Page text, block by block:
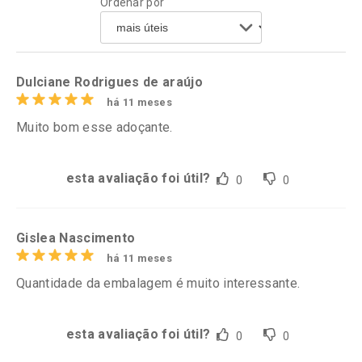
Comprar sem Desconto
Por R$ 17,59/cada
Comprar sem Desconto
Comprar sem Desconto
Por R$ 28,79/cada
Dulciane Rodrigues de araújo
há 11 meses
Muito bom esse adoçante.
esta avaliação foi útil? 0 0
Gislea Nascimento
há 11 meses
Quantidade da embalagem é muito interessante.
esta avaliação foi útil? 0 0